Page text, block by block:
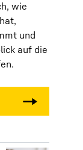
wie
und
auf die